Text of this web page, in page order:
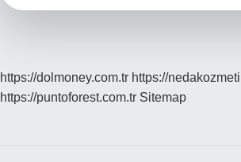
https://dolmoney.com.tr https://
https://puntoforest.com.tr Sitemap